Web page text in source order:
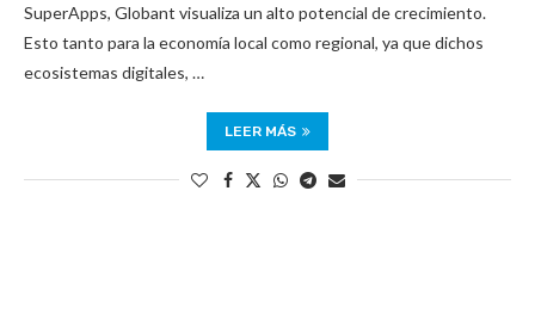
SuperApps, Globant visualiza un alto potencial de crecimiento.
Esto tanto para la economía local como regional, ya que dichos
ecosistemas digitales, …
LEER MÁS